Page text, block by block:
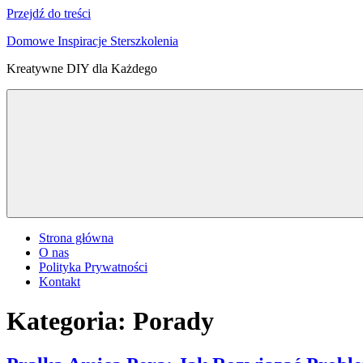
Przejdź do treści
Domowe Inspiracje Sterszkolenia
Kreatywne DIY dla Każdego
Strona główna
O nas
Polityka Prywatności
Kontakt
Kategoria: Porady